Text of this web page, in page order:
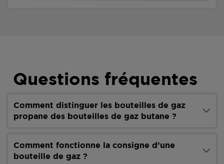
Questions fréquentes
Comment distinguer les bouteilles de gaz
propane des bouteilles de gaz butane ?
Comment fonctionne la consigne d’une
bouteille de gaz ?